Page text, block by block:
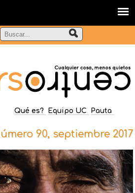
Qué es? Equipo UC Pauta
90, septiembre 2017